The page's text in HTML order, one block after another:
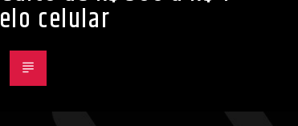
celular